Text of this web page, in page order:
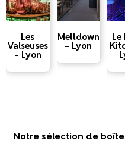
Les
Valseuses
– Lyon
Meltdown
– Lyon
Le
Notre sélection de